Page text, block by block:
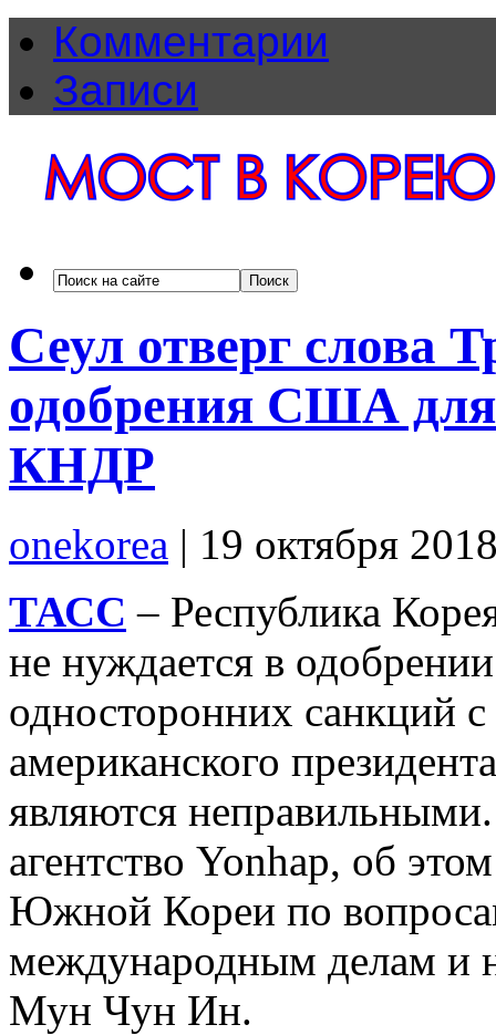
Комментарии
Записи
Сеул отверг слова
одобрения США для
КНДР
onekorea | 19 октября
ТАСС – Республика
не нуждается в
односторонних санкций
американского
являются
агентство Yonhap, об
Южной Кореи по
международным делам и
Мун Чун Ин.